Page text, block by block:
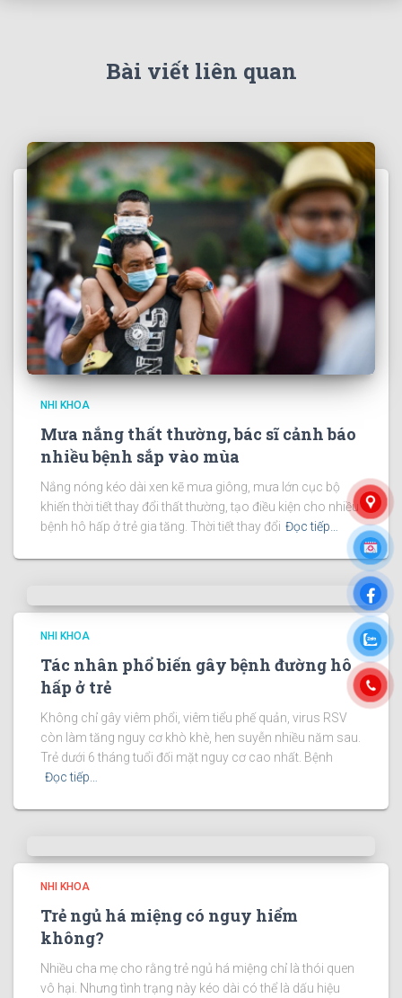
Bài viết liên quan
NHI KHOA
Mưa nắng thất thường, bác sĩ cảnh báo
nhiều bệnh sắp vào mùa
Nắng nóng kéo dài xen kẽ mưa giông, mưa lớn cục bộ
khiến thời tiết thay đổi thất thường, tạo điều kiện cho nhiều
bệnh hô hấp ở trẻ gia tăng. Thời tiết thay đổi Đọc tiếp…
NHI KHOA
Tác nhân phổ biến gây bệnh đường hô
hấp ở trẻ
Không chỉ gây viêm phổi, viêm tiểu phế quản, virus RSV
còn làm tăng nguy cơ khò khè, hen suyễn nhiều năm sau.
Trẻ dưới 6 tháng tuổi đối mặt nguy cơ cao nhất. Bệnh
Đọc tiếp…
NHI KHOA
Trẻ ngủ há miệng có nguy hiểm
không?
Nhiều cha mẹ cho rằng trẻ ngủ há miệng chỉ là thói quen
vô hại. Nhưng tình trạng này kéo dài có thể là dấu hiệu